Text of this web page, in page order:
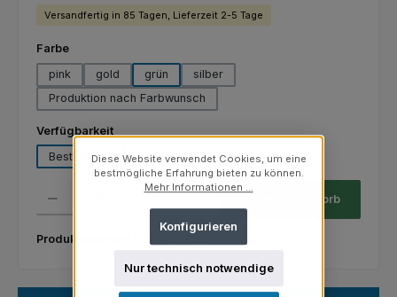
Versandfertig in 85 Tagen, Lieferzeit 2-5 Tage
Farbeauswählen
pink
gold grün
silber
Produktion nach Farbwunsch
Verfügbarkeitauswählen
Bestellware
Lagerware
(Diese Option ist zurzeit nicht verfügbar.)
Produkt Anzahl: Gib den gewünschten Wert ein oder benutze die
Stück In den Warenkorb
Produktnummer:
Diese Website verwendet Cookies, um eine
bestmögliche Erfahrung bieten zu können.
Mehr Informationen ...
Nur technisch notwendige
Konfigurieren